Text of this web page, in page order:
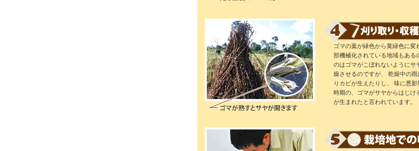
ゴマの葉が緑色から黄緑色に
部機械化されている地域もある
のはゴマがこぼれないように
燥させるのですが、 乾燥中の
りカビが生えたりし、 味に悪
時期の、ゴマがサヤからはじけ
が生まれたと言われています。